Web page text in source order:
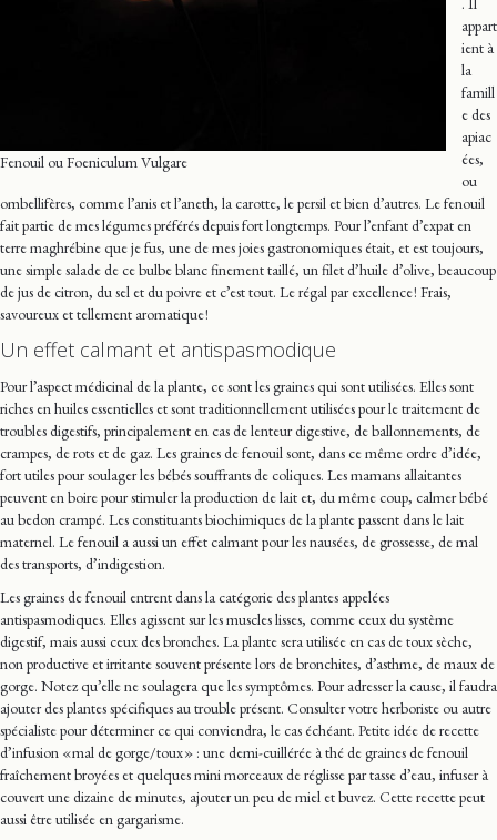
Fenouil ou Foeniculum Vulgare
appart
ient à
la
famill
e des
apiac
ées,
ou
ombellifères, comme l’anis et l’aneth, la carotte, le persil et bien d’autres. Le fenouil
fait partie de mes légumes préférés depuis fort longtemps. Pour l’enfant d’expat en
terre maghrébine que je fus, une de mes joies gastronomiques était, et est toujours,
une simple salade de ce bulbe blanc finement taillé, un filet d’huile d’olive, beaucoup
de jus de citron, du sel et du poivre et c’est tout. Le régal par excellence ! Frais,
savoureux et tellement aromatique !
Un effet calmant et antispasmodique
Pour l’aspect médicinal de la plante, ce sont les graines qui sont utilisées. Elles sont
riches en huiles essentielles et sont traditionnellement utilisées pour le traitement de
troubles digestifs, principalement en cas de lenteur digestive, de ballonnements, de
crampes, de rots et de gaz. Les graines de fenouil sont, dans ce même ordre d’idée,
fort utiles pour soulager les bébés souffrants de coliques. Les mamans allaitantes
peuvent en boire pour stimuler la production de lait et, du même coup, calmer bébé
au bedon crampé. Les constituants biochimiques de la plante passent dans le lait
maternel. Le fenouil a aussi un effet calmant pour les nausées, de grossesse, de mal
des transports, d’indigestion.
Les graines de fenouil entrent dans la catégorie des plantes appelées
antispasmodiques. Elles agissent sur les muscles lisses, comme ceux du système
digestif, mais aussi ceux des bronches. La plante sera utilisée en cas de toux sèche,
non productive et irritante souvent présente lors de bronchites, d’asthme, de maux de
gorge. Notez qu’elle ne soulagera que les symptômes. Pour adresser la cause, il faudra
ajouter des plantes spécifiques au trouble présent. Consulter votre herboriste ou autre
spécialiste pour déterminer ce qui conviendra, le cas échéant. Petite idée de recette
d’infusion « mal de gorge/toux » : une demi-cuillérée à thé de graines de fenouil
fraîchement broyées et quelques mini morceaux de réglisse par tasse d’eau, infuser à
couvert une dizaine de minutes, ajouter un peu de miel et buvez. Cette recette peut
aussi être utilisée en gargarisme.